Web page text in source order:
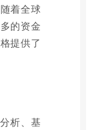
着全球
的资金
提供了
析、基